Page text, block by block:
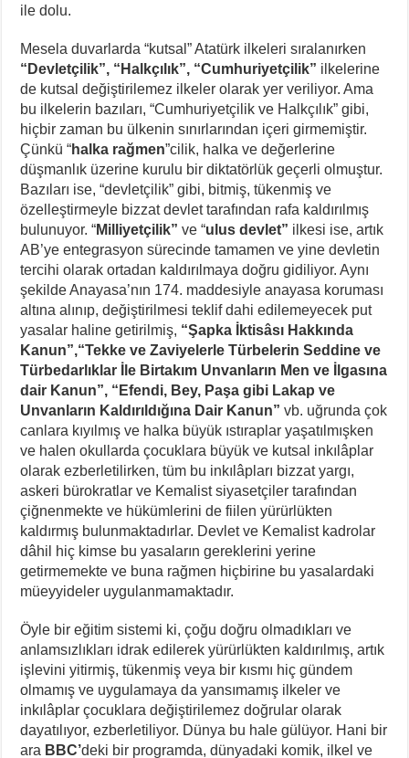
ile dolu.
Mesela duvarlarda “kutsal” Atatürk ilkeleri sıralanırken
“Devletçilik”, “Halkçılık”, “Cumhuriyetçilik” ilkelerine
de kutsal değiştirilemez ilkeler olarak yer veriliyor. Ama
bu ilkelerin bazıları, “Cumhuriyetçilik ve Halkçılık” gibi,
hiçbir zaman bu ülkenin sınırlarından içeri girmemiştir.
Çünkü “halka rağmen”cilik, halka ve değerlerine
düşmanlık üzerine kurulu bir diktatörlük geçerli olmuştur.
Bazıları ise, “devletçilik” gibi, bitmiş, tükenmiş ve
özelleştirmeyle bizzat devlet tarafından rafa kaldırılmış
bulunuyor. “Milliyetçilik” ve “ulus devlet” ilkesi ise, artık
AB’ye entegrasyon sürecinde tamamen ve yine devletin
tercihi olarak ortadan kaldırılmaya doğru gidiliyor. Aynı
şekilde Anayasa’nın 174. maddesiyle anayasa koruması
altına alınıp, değiştirilmesi teklif dahi edilemeyecek put
yasalar haline getirilmiş, “Şapka İktisâsı Hakkında
Kanun”,“Tekke ve Zaviyelerle Türbelerin Seddine ve
Türbedarlıklar İle Birtakım Unvanların Men ve İlgasına
dair Kanun”, “Efendi, Bey, Paşa gibi Lakap ve
Unvanların Kaldırıldığına Dair Kanun”vb. uğrunda çok
canlara kıyılmış ve halka büyük ıstıraplar yaşatılmışken
ve halen okullarda çocuklara büyük ve kutsal inkılâplar
olarak ezberletilirken, tüm bu inkılâpları bizzat yargı,
askeri bürokratlar ve Kemalist siyasetçiler tarafından
çiğnenmekte ve hükümlerini de fiilen yürürlükten
kaldırmış bulunmaktadırlar. Devlet ve Kemalist kadrolar
dâhil hiç kimse bu yasaların gereklerini yerine
getirmemekte ve buna rağmen hiçbirine bu yasalardaki
müeyyideler uygulanmamaktadır.
Öyle bir eğitim sistemi ki, çoğu doğru olmadıkları ve
anlamsızlıkları idrak edilerek yürürlükten kaldırılmış, artık
işlevini yitirmiş, tükenmiş veya bir kısmı hiç gündem
olmamış ve uygulamaya da yansımamış ilkeler ve
inkılâplar çocuklara değiştirilemez doğrular olarak
dayatılıyor, ezberletiliyor. Dünya bu hale gülüyor. Hani bir
ara BBC’deki bir programda, dünyadaki komik, ilkel ve